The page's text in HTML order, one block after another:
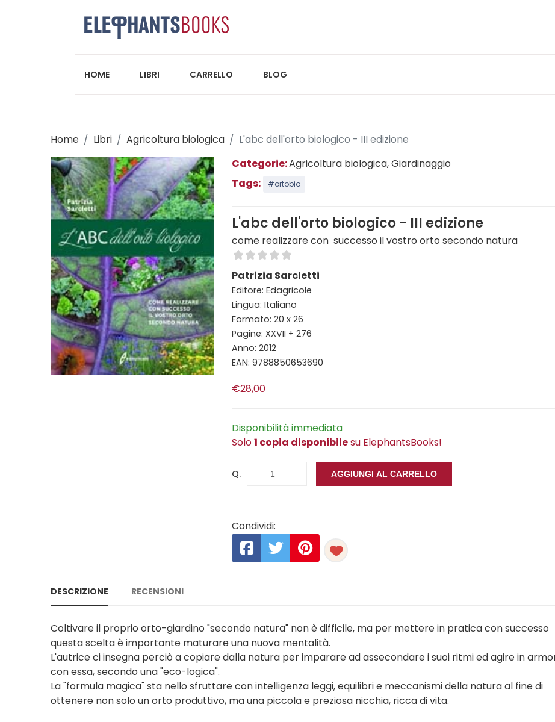
HOME LIBRI CARRELLO BLOG
Home Libri Agricoltura biologica
L'abc dell'orto biologico - III edizione
Categorie:Agricoltura biologica, Giardinaggio
Tags:
#ortobio
L'abc dell'orto biologico - III edizione
come realizzare con successo il vostro orto secondo natura
Patrizia Sarcletti
Editore: Edagricole
Lingua: Italiano
Formato: 20 x 26
Pagine: XXVII + 276
Anno: 2012
EAN: 9788850653690
€28,00
Disponibilità immediata
Solo1 copia disponibilesu ElephantsBooks!
Q. AGGIUNGI AL CARRELLO
Condividi:
DESCRIZIONE RECENSIONI
Coltivare il proprio orto-giardino "secondo natura" non è difficile, ma per mettere in pratica con successo
questa scelta è importante maturare una nuova mentalità.
L'autrice ci insegna perciò a copiare dalla natura per imparare ad assecondare i suoi ritmi ed agire in
con essa, secondo una "eco-logica".
La "formula magica" sta nello sfruttare con intelligenza leggi, equilibri e meccanismi della natura al fine di
ottenere non solo un orto produttivo, ma una piccola e preziosa nicchia, ricca di vita.